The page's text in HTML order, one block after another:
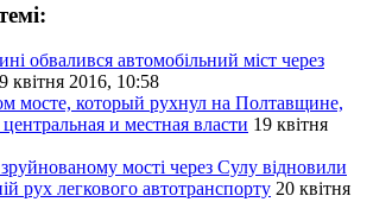
обвалився автомобільний міст через
квітня 2016, 10:58
мосте, который рухнул на Полтавщине,
и местная власти 19 квітня
мості через Сулу відновили
рух легкового автотранспорту 20 квітня